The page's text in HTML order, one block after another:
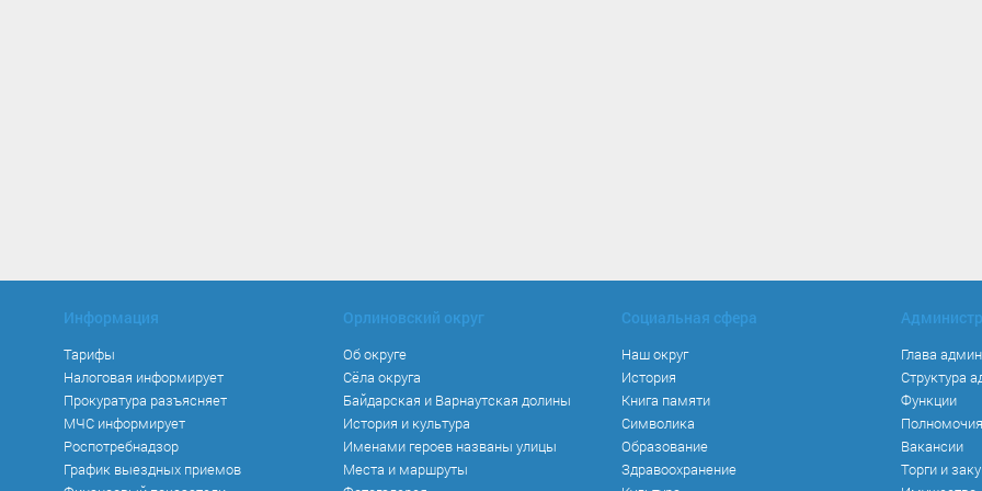
Информация
Тарифы
Налоговая информирует
Прокуратура разъясняет
МЧС информирует
Роспотребнадзор
График выездных приемов
Орлиновский округ
Об округе
Сёла округа
Байдарская и Варнаутская долины
История и культура
Именами героев названы улицы
Места и маршруты
Социальная сфера
Наш округ
История
Книга памяти
Символика
Образование
Здравоохранение
Глава
Структура
Функции
Полномочия
Вакансии
Торги и